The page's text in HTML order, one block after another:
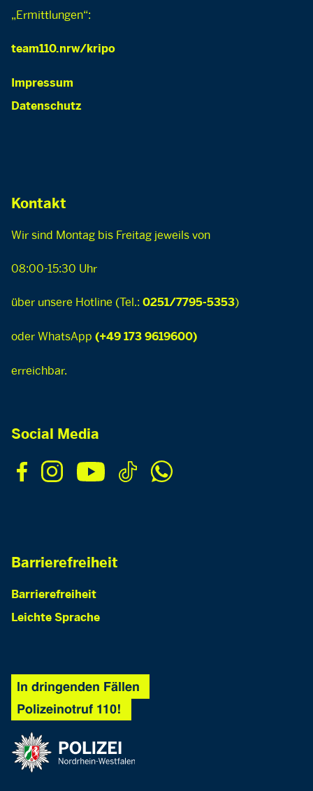
„Ermittlungen“:
team110.nrw/kripo
Impressum
Datenschutz
Kontakt
Wir sind Montag bis Freitag jeweils von
08:00-15:30 Uhr
über unsere Hotline (Tel.: 0251/7795-5353)
oder WhatsApp (+49 173 9619600)
erreichbar.
Social Media
Barrierefreiheit
Barrierefreiheit
Leichte Sprache